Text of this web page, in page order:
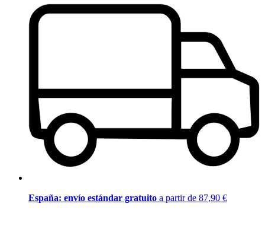
España: envío estándar gratuito a partir de 87,90 €